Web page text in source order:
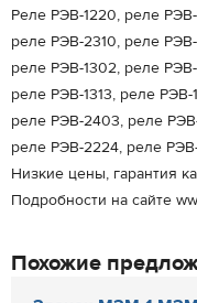
Реле РЭВ-1220, реле
реле РЭВ-2310, реле
реле РЭВ-1302, реле
реле РЭВ-1313, реле
реле РЭВ-2403, реле
реле РЭВ-2224, реле
Низкие цены, гарантия
Подробности на сайте
Похожие